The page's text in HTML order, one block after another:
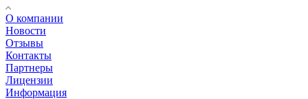
О компании
Новости
Отзывы
Контакты
Партнеры
Лицензии
Информация